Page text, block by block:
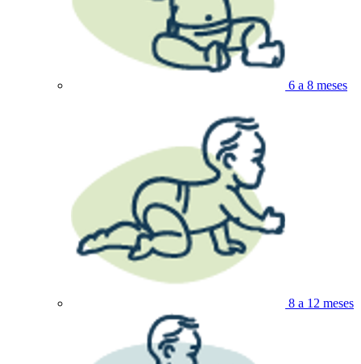
6 a 8 meses
8 a 12 meses